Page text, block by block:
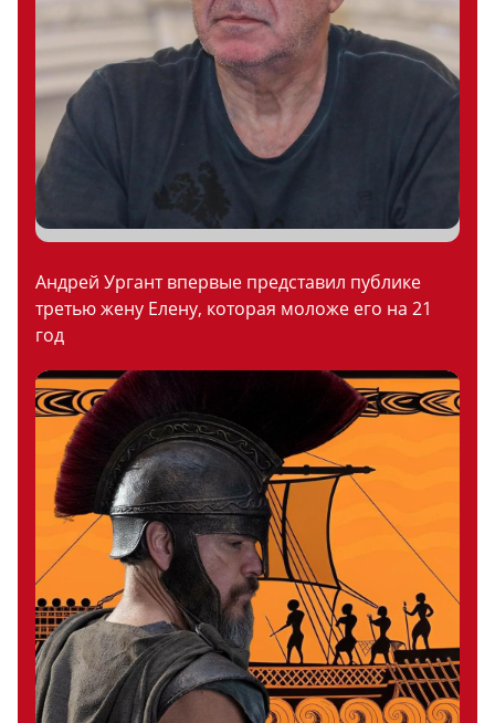
Андрей Ургант впервые представил публике
третью жену Елену, которая моложе его на 21
год